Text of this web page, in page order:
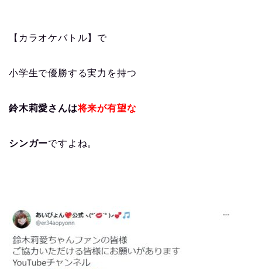
【カラオケバトル】で
小学生で優勝する実力を持つ
鈴木莉愛さんは将来が有望な
シンガーですよね。